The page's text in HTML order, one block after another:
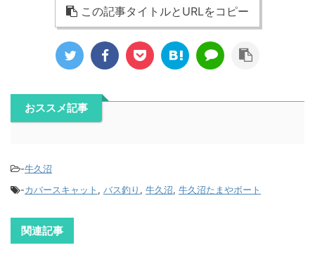
この記事タイトルとURLをコピー
おススメ記事
-牛久沼
-カバースキャット , バス釣り , 牛久沼, 牛久沼たまやボート
関連記事